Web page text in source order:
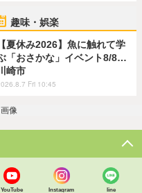
趣味・娯楽
【夏休み2026】魚に触れて学
「おさかな」イベント8/8…
崎市
Fri 10:45
像
YouTube Instagram line